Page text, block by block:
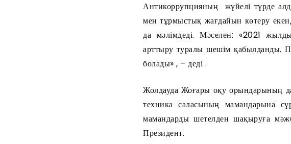
Антикоррупцияның жүйелі түрде
мен тұрмыстық жағдайын көтеру
да мәлімдеді. Мәселен: «2021
арттыру туралы шешім қабылданды.
болады» , – деді .
Жолдауда Жоғары оқу орындарының да
техника саласының мамандарына
мамандарды шетелден шақыруға
Президент.